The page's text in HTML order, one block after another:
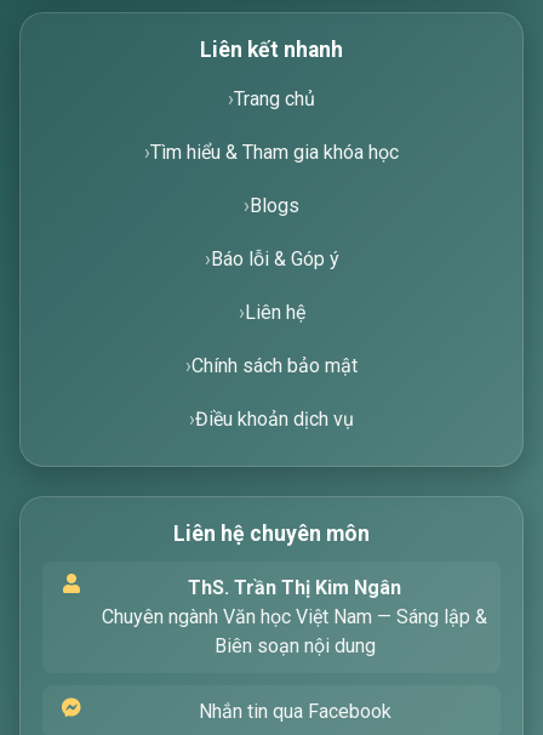
tìm kiếm các bài viết về văn học. Hãy nhập từ
khóa mà bạn quan tâm, tôi sẽ giúp bạn ngay
Liên kết nhanh
Trang chủ
Tìm hiểu & Tham gia khóa học
Blogs
Báo lỗi & Góp ý
Liên hệ
Chính sách bảo mật
Điều khoản dịch vụ
Liên hệ chuyên môn
ThS. Trần Thị Kim Ngân
Chuyên ngành Văn học Việt Nam — Sáng lập &
Biên soạn nội dung
Nhắn tin qua Facebook